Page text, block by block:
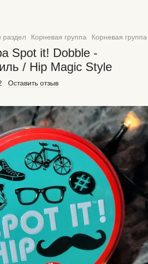
раздел Корневая группа Корневая
Spot it! Dobble -
/ Hip Magic Style
Оставить отзыв